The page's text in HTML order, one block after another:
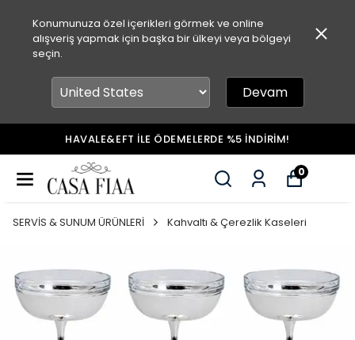
Konumunuza özel içerikleri görmek ve online
alışveriş yapmak için başka bir ülkeyi veya bölgeyi
seçin.
Devam
HAVALE&EFT İLE ÖDEMELERDE %5 İNDİRİM!
0
SERVİS & SUNUM ÜRÜNLERİ Kahvaltı & Çerezlik Kaseleri